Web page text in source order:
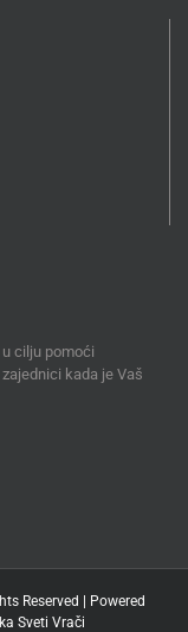
cilju pomoći
kada je Vaš
Reserved | Powered
Sveti Vrači